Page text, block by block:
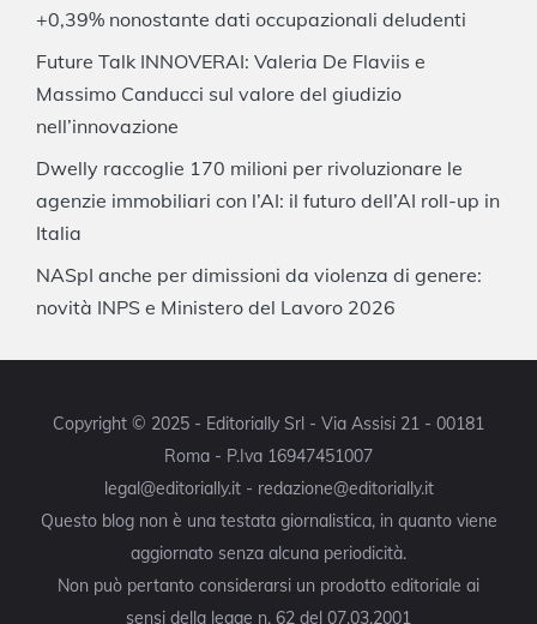
+0,39% nonostante dati occupazionali deludenti
Future Talk INNOVERAI: Valeria De Flaviis e
Massimo Canducci sul valore del giudizio
nell’innovazione
Dwelly raccoglie 170 milioni per rivoluzionare le
agenzie immobiliari con l’AI: il futuro dell’AI roll-up in
Italia
NASpI anche per dimissioni da violenza di genere:
novità INPS e Ministero del Lavoro 2026
Copyright © 2025 - Editorially Srl - Via Assisi 21 - 00181
Roma - P.Iva 16947451007
legal@editorially.it - redazione@editorially.it
Questo blog non è una testata giornalistica, in quanto viene
aggiornato senza alcuna periodicità.
Non può pertanto considerarsi un prodotto editoriale ai
sensi della legge n. 62 del 07.03.2001